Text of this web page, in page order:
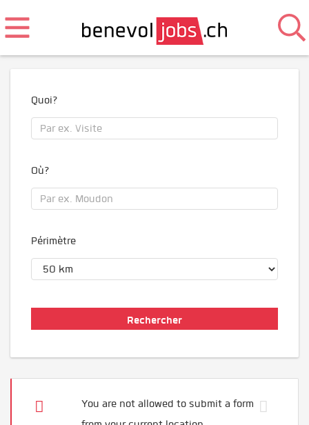
Quoi?
Où?
Périmètre
You are not allowed to submit a form